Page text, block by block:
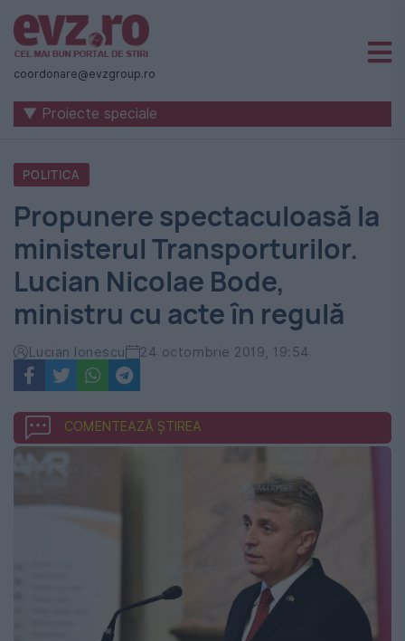
Știri
naționale
internaționale
România
-
Evenimentul
Zilei
coordonare@evzgroup.ro
▼ Proiecte speciale
POLITICA
Propunere spectaculoasă la
ministerul Transporturilor.
Lucian Nicolae Bode,
ministru cu acte în regulă
Lucian Ionescu 24 octombrie 2019, 19:54
COMENTEAZĂ ȘTIREA